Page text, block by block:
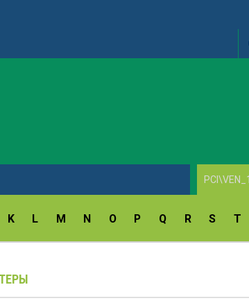
K L M N O P Q R S T